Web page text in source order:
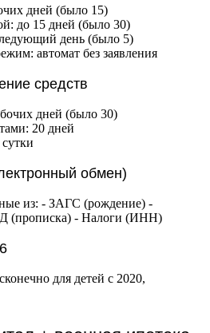
дней (было 15)
до 15 дней (было 30)
день (было 5)
автомат без заявления
средств
дней (было 30)
20 дней
обмен)
из: - ЗАГС (рождение) -
(прописка) - Налоги (ИНН)
для детей с 2020,